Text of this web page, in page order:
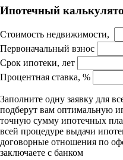
Ипотечный
Стоимость недвижимости,
Первоначальный взнос
Срок ипотеки, лет
Процентная ставка, %
Заполните одну заявку для
подберут вам оптимальную
точную сумму ипотечных
всей процедуре выдачи
договорные отношения по
заключаете с банком